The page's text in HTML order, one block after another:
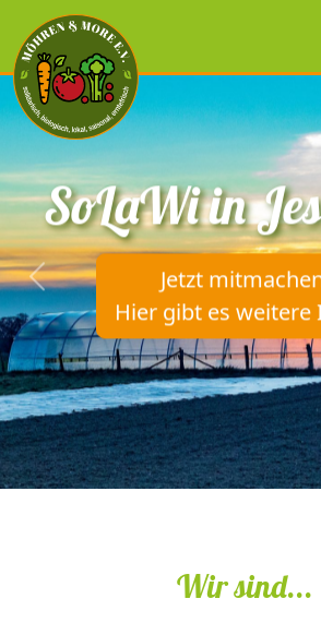
SoLaWi in
Jetzt
Hier gibt es weitere
Previous
Wir sind...